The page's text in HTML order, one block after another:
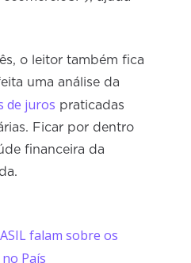
o leitor também fica
uma análise da
de juros praticadas
Ficar por dentro
financeira da
falam sobre os
País